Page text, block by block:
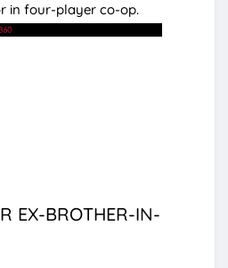
in four-player co-op.
EX-BROTHER-IN-